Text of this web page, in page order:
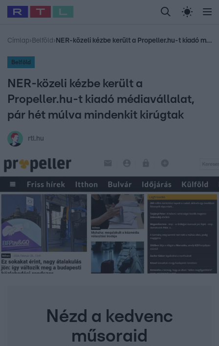
Legfrissebb RTL Híradó Randi Celeb vagyok,
Babits Marcella Most Wanted Gallusz
Címlap› Belföld › NER-közeli kézbe került a Propeller.hu-t kiadó médiavállalat, pár hét múlva mindenkit kirúgtak
Belföld
NER-közeli kézbe került a
Propeller.hu-t kiadó médiavállalat,
pár hét múlva mindenkit kirúgtak
rtl.hu
Nézd a kedvenc
műsoraid